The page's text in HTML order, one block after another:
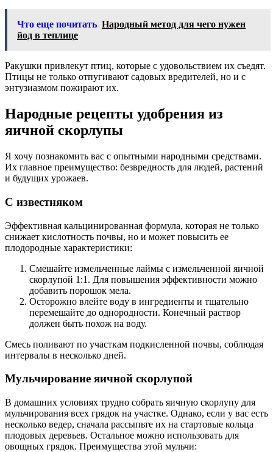
Что еще почитать Народный метод для чего нужен
йод в теплице
Ракушки привлекут птиц, которые с удовольствием их съедят.
Птицы не только отпугивают садовых вредителей, но и с
энтузиазмом пожирают их.
Народные рецепты удобрения из
яичной скорлупы
Я хочу познакомить вас с опытными народными средствами.
Их главное преимущество: безвредность для людей, растений
и будущих урожаев.
С известняком
Эффективная кальцинированная формула, которая не только
снижает кислотность почвы, но и может повысить ее
плодородные характеристики:
Смешайте измельченные лаймы с измельченной яичной
скорлупой 1:1. Для повышения эффективности можно
добавить порошок мела.
Осторожно влейте воду в ингредиенты и тщательно
перемешайте до однородности. Конечный раствор
должен быть похож на воду.
Смесь поливают по участкам подкисленной почвы, соблюдая
интервалы в несколько дней.
Мульчирование яичной скорлупой
В домашних условиях трудно собрать яичную скорлупу для
мульчирования всех грядок на участке. Однако, если у вас есть
несколько ведер, сначала рассыпьте их на стартовые кольца
плодовых деревьев. Остальное можно использовать для
овощных грядок. Преимущества этой мульчи: